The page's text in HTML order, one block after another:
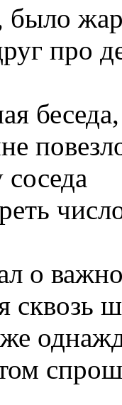
было
про
беседа,
соседа
о
сквозь